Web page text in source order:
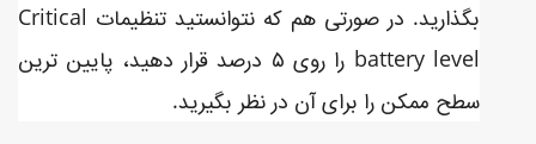
بگذارید. در صورتی هم که نتوانستید تنظیمات Critical
battery level را روی ۵ درصد قرار دهید، پایین ترین
سطح ممکن را برای آن در نظر بگیرید.